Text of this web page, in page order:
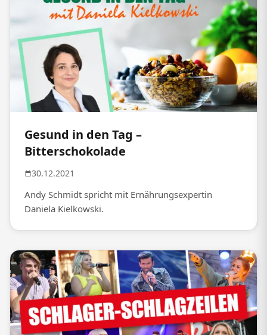
Gesund in den Tag –
Bitterschokolade
30.12.2021
Andy Schmidt spricht mit Ernährungsexpertin
Daniela Kielkowski.